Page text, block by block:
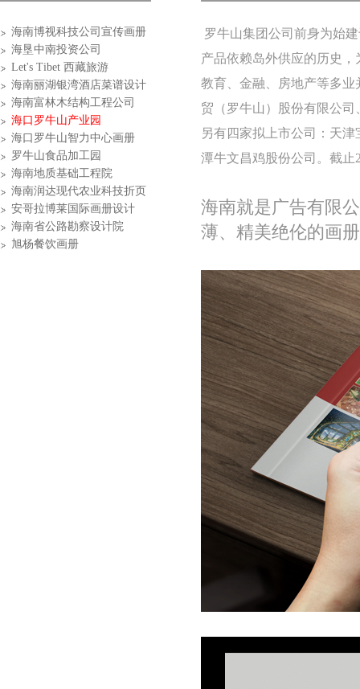
海南博视科技公司宣传画册
海垦中南投资公司
Let's Tibet 西藏旅游
海南丽湖银湾酒店菜谱设计
海南富林木结构工程公司
海口罗牛山产业园
海口罗牛山智力中心画册
罗牛山食品加工园
海南地质基础工程院
海南润达现代农业科技折页
安哥拉博莱国际画册设计
海南省公路勘察设计院
旭杨餐饮画册
罗牛山集团公司前身为始
产品依赖岛外供应的历史
教育、金融、房地产等多
贸（罗牛山）股份有限公
另有四家拟上市公司：天
潭牛文昌鸡股份公司。截止
海南就是广告有限
薄、精美绝伦的画